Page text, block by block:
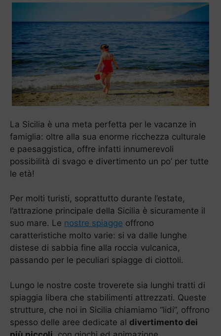
La Sicilia è una meta perfetta per le vacanze in
famiglia: oltre alla sua enorme ricchezza culturale
e paesaggistica, offre infatti innumerevoli
possibilità di svago e divertimento un po’ per tutte
le età!
Per molti turisti, soprattutto durante l’estate,
l’attrazione principale della Sicilia è sicuramente il
suo mare. Le nostre spiagge offrono
caratteristiche molto varie: si va dalle lunghe
distese di sabbia fine alla roccia vulcanica,
passando per le peculiari spiagge di ciottoli.
Lungo le nostre coste troverete sia lunghi tratti di
spiaggia libera che stabilimenti attrezzati. Queste
strutture, che noi in Sicilia chiamiamo “lidi”, offrono
spesso delle aree dedicate al divertimento dei